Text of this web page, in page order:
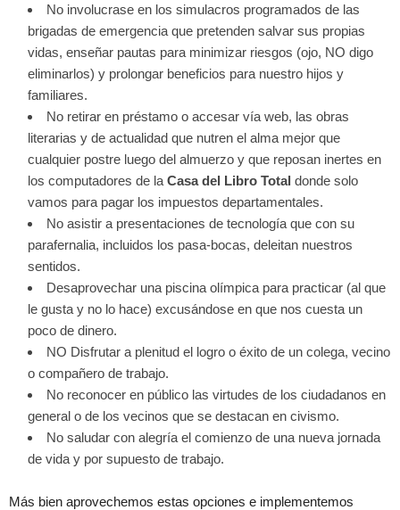
No involucrase en los simulacros programados de las
brigadas de emergencia que pretenden salvar sus propias
vidas, enseñar pautas para minimizar riesgos (ojo, NO digo
eliminarlos) y prolongar beneficios para nuestro hijos y
familiares.
No retirar en préstamo o accesar vía web, las obras
literarias y de actualidad que nutren el alma mejor que
cualquier postre luego del almuerzo y que reposan inertes en
los computadores de la Casa del Libro Total donde solo
vamos para pagar los impuestos departamentales.
No asistir a presentaciones de tecnología que con su
parafernalia, incluidos los pasa-bocas, deleitan nuestros
sentidos.
Desaprovechar una piscina olímpica para practicar (al que
le gusta y no lo hace) excusándose en que nos cuesta un
poco de dinero.
NO Disfrutar a plenitud el logro o éxito de un colega, vecino
o compañero de trabajo.
No reconocer en público las virtudes de los ciudadanos en
general o de los vecinos que se destacan en civismo.
No saludar con alegría el comienzo de una nueva jornada
de vida y por supuesto de trabajo.
Más bien aprovechemos estas opciones e implementemos